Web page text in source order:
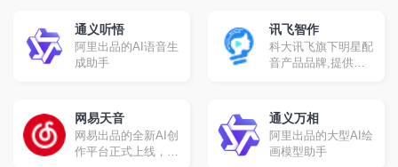
通义听悟
阿里出品的AI语音生
成助手
讯飞智作
科大讯飞旗下明星配
音产品品牌,提供合
配音、AI虚拟主播等
一站式配音服务。
网易天音
网易出品的全新AI创
作平台正式上线，海
通义万相
阿里出品的大型AI绘
画模型助手